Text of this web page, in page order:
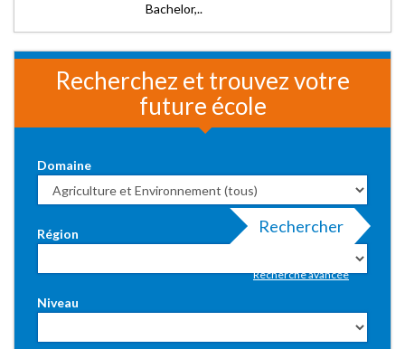
Bachelor,..
Recherchez et trouvez votre
future école
Domaine
Région
Niveau
Rechercher
Recherche avancée